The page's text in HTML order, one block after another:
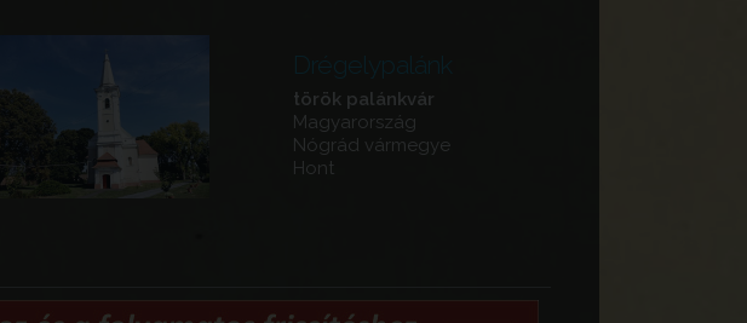
Drégelypalánk
török palánkvár
Magyarország
Nógrád vármegye
Hont